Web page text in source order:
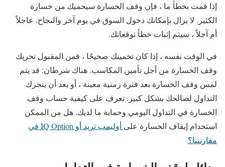
إذا قمت بخطأ ما ، فإن وقف الخسارة سيحميك من خسارة
الكثير. لا يزال بإمكانك دخول السوق في يوم آخر والنجاح. عاجلاً
أم آجلاً ، سيتم إثبات خطأ توقعاتك.
في الوقت نفسه ، إذا كان تخمينك صحيحًا ، فمن المقبول تحريك
وقف الخسارة من أجل تأمين المكاسب. هناك شرطان: قد يتم
لمس وقف الخسارة بعد فترة زمنية معينة ، أو بعد أن يتحرك
التداول لصالحك بشكل كبير. تعرف على كيفية حساب وقف
الخسارة في التداول اليومي وحماية ما لديك. هل من الممكن
استخدام إيقاف الخسارة على
أوليمب تريد أو IQ Option في
مقارنتنا؟